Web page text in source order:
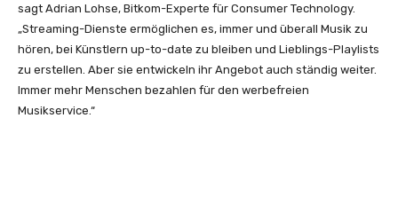
sagt Adrian Lohse, Bitkom-Experte für Consumer Technology.
„Streaming-Dienste ermöglichen es, immer und überall Musik zu
hören, bei Künstlern up-to-date zu bleiben und Lieblings-Playlists
zu erstellen. Aber sie entwickeln ihr Angebot auch ständig weiter.
Immer mehr Menschen bezahlen für den werbefreien
Musikservice.“